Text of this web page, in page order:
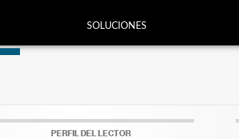
SOLUCIONES
PERFIL DEL LECTOR